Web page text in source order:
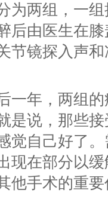
为两组，一
后由医生在
节镜探入声
一年，两组
是说，那些
觉自己好了
现在部分以
他手术的重